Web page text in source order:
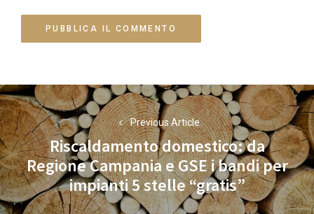
Navigazione
articoli
Previous Article
Previous
post:
Riscaldamento domestico: da
Regione Campania e GSE i bandi per
impianti 5 stelle “gratis”